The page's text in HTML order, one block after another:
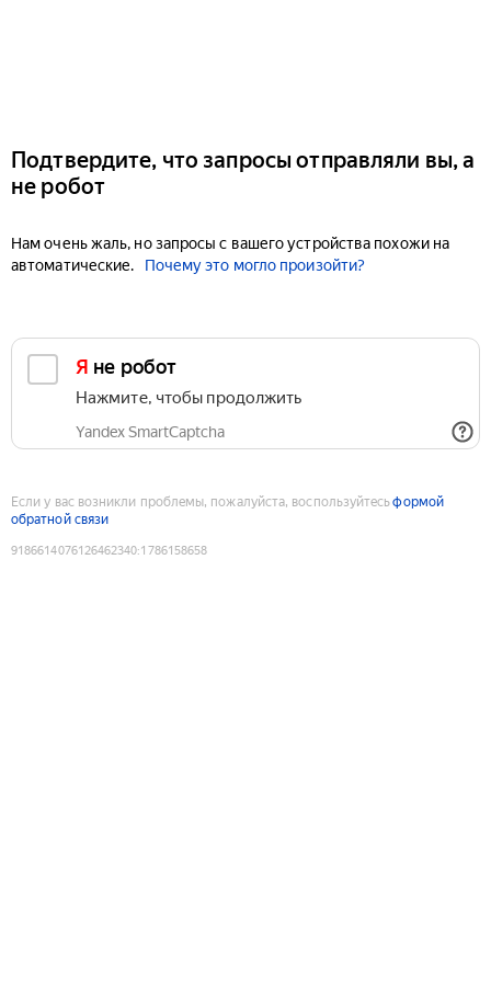
Подтвердите, что запросы отправляли вы, а
не робот
Нам очень жаль, но запросы с вашего устройства похожи на
автоматические.
Почему это могло произойти?
Я не робот
Нажмите, чтобы продолжить
Yandex SmartCaptcha
Если у вас возникли проблемы, пожалуйста, воспользуйтесьформой
обратной связи
9186614076126462340:1786158658